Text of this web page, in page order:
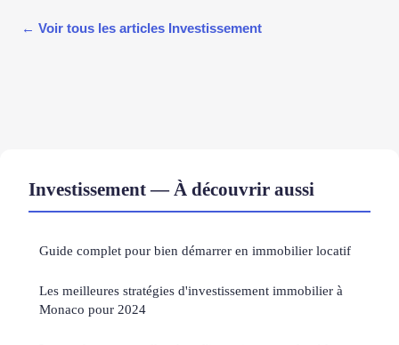
← Voir tous les articles Investissement
Investissement — À découvrir aussi
Guide complet pour bien démarrer en immobilier locatif
Les meilleures stratégies d'investissement immobilier à
Monaco pour 2024